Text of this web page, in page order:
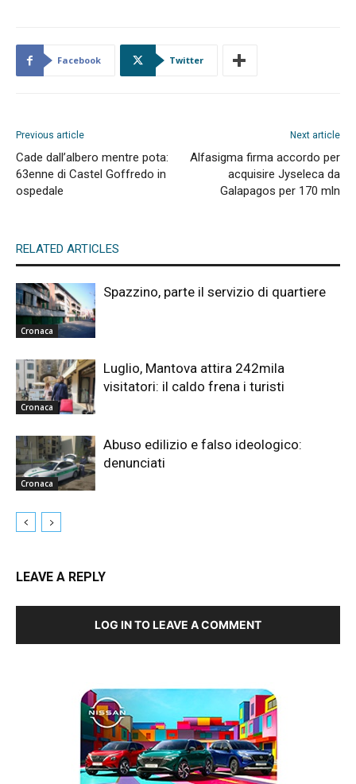
Facebook Twitter
Previous article
Cade dall’albero mentre pota:
63enne di Castel Goffredo in
ospedale
Next article
Alfasigma firma accordo per
acquisire Jyseleca da
Galapagos per 170 mln
RELATED ARTICLES
Cronaca
Spazzino, parte il servizio di quartiere
Cronaca
Luglio, Mantova attira 242mila
visitatori: il caldo frena i turisti
Cronaca
Abuso edilizio e falso ideologico:
denunciati
LEAVE A REPLY
LOG IN TO LEAVE A COMMENT